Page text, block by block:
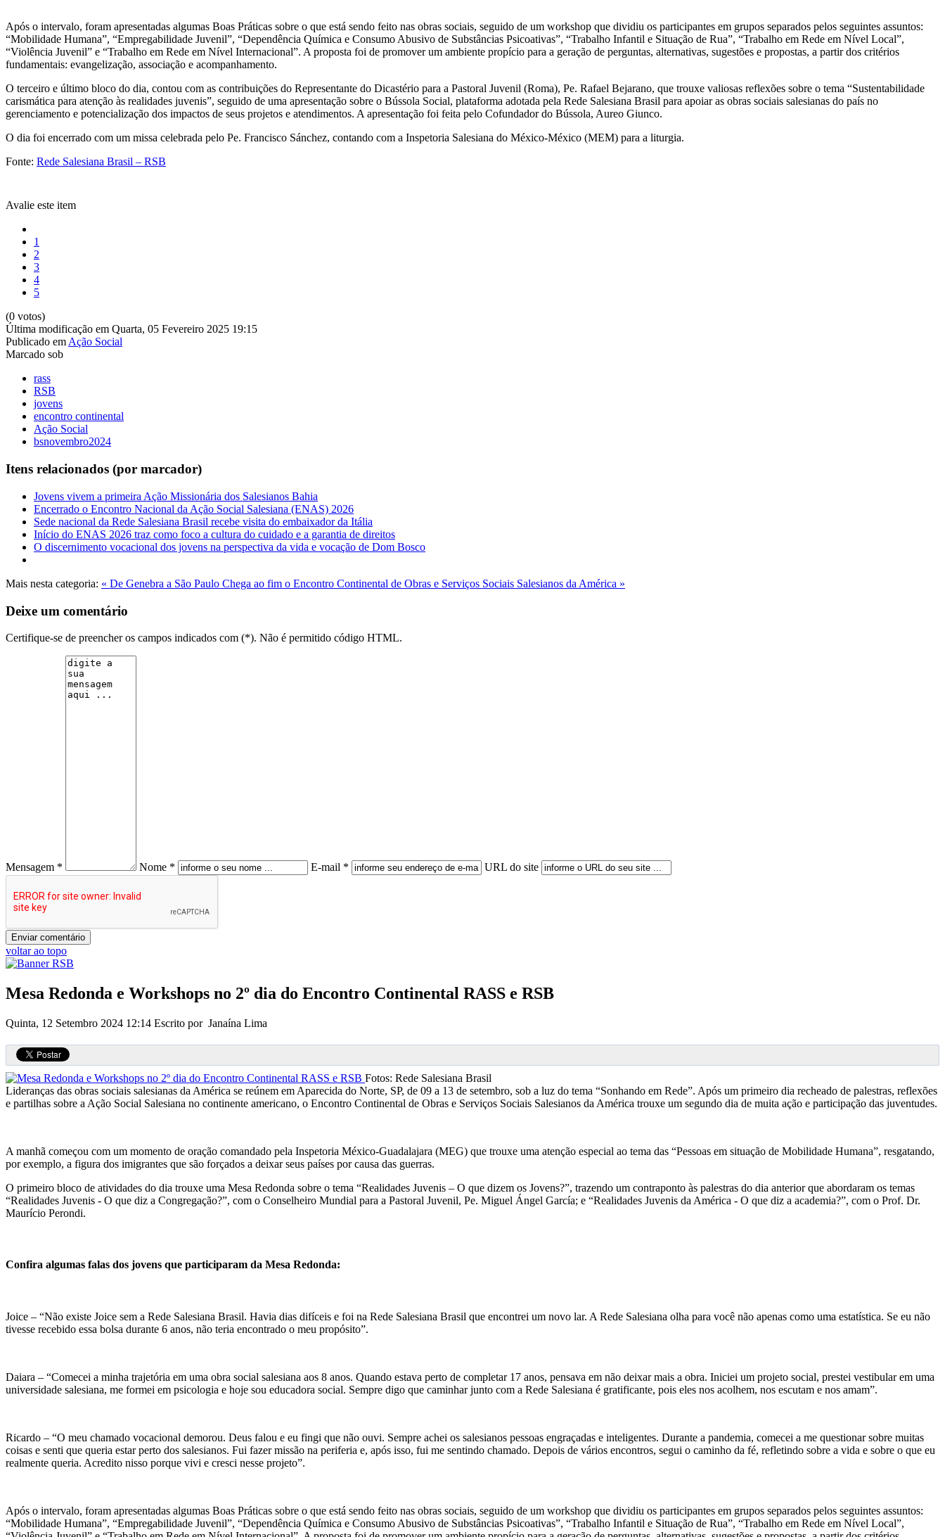
Após o intervalo, foram apresentadas algumas Boas Práticas sobre o que está sendo feito nas obras sociais, seguido de um workshop que dividiu os participantes em grupos separados pelos seguintes assuntos:
“Mobilidade Humana”, “Empregabilidade Juvenil”, “Dependência Química e Consumo Abusivo de Substâncias Psicoativas”, “Trabalho Infantil e Situação de Rua”, “Trabalho em Rede em Nível Local”,
“Violência Juvenil” e “Trabalho em Rede em Nível Internacional”. A proposta foi de promover um ambiente propício para a geração de perguntas, alternativas, sugestões e propostas, a partir dos critérios
fundamentais: evangelização, associação e acompanhamento.
O terceiro e último bloco do dia, contou com as contribuições do Representante do Dicastério para a Pastoral Juvenil (Roma), Pe. Rafael Bejarano, que trouxe valiosas reflexões sobre o tema “Sustentabilidade
carismática para atenção às realidades juvenis”, seguido de uma apresentação sobre o Bússola Social, plataforma adotada pela Rede Salesiana Brasil para apoiar as obras sociais salesianas do país no
gerenciamento e potencialização dos impactos de seus projetos e atendimentos. A apresentação foi feita pelo Cofundador do Bússola, Aureo Giunco.
O dia foi encerrado com um missa celebrada pelo Pe. Francisco Sánchez, contando com a Inspetoria Salesiana do México-México (MEM) para a liturgia.
Fonte: Rede Salesiana Brasil – RSB
Avalie este item
1
2
3
4
5
(0 votos)
Última modificação em Quarta, 05 Fevereiro 2025 19:15
Publicado emAção Social
Marcado sob
rass
RSB
jovens
encontro continental
Ação Social
bsnovembro2024
Itens relacionados (por marcador)
Jovens vivem a primeira Ação Missionária dos Salesianos Bahia
Encerrado o Encontro Nacional da Ação Social Salesiana (ENAS) 2026
Sede nacional da Rede Salesiana Brasil recebe visita do embaixador da Itália
Início do ENAS 2026 traz como foco a cultura do cuidado e a garantia de direitos
O discernimento vocacional dos jovens na perspectiva da vida e vocação de Dom Bosco
Mais nesta categoria: « De Genebra a São Paulo Chega ao fim o Encontro Continental de Obras e Serviços Sociais Salesianos da América »
Deixe um comentário
Certifique-se de preencher os campos indicados com (*). Não é permitido código HTML.
Mensagem * Nome * E-mail * URL do site
voltar ao topo
Mesa Redonda e Workshops no 2º dia do Encontro Continental RASS e RSB
Quinta, 12 Setembro 2024 12:14 Escrito por Janaína Lima
Fotos: Rede Salesiana Brasil
Lideranças das obras sociais salesianas da América se reúnem em Aparecida do Norte, SP, de 09 a 13 de setembro, sob a luz do tema “Sonhando em Rede”. Após um primeiro dia recheado de palestras, reflexões
e partilhas sobre a Ação Social Salesiana no continente americano, o Encontro Continental de Obras e Serviços Sociais Salesianos da América trouxe um segundo dia de muita ação e participação das juventudes.
A manhã começou com um momento de oração comandado pela Inspetoria México-Guadalajara (MEG) que trouxe uma atenção especial ao tema das “Pessoas em situação de Mobilidade Humana”, resgatando,
por exemplo, a figura dos imigrantes que são forçados a deixar seus países por causa das guerras.
O primeiro bloco de atividades do dia trouxe uma Mesa Redonda sobre o tema “Realidades Juvenis – O que dizem os Jovens?”, trazendo um contraponto às palestras do dia anterior que abordaram os temas
“Realidades Juvenis - O que diz a Congregação?”, com o Conselheiro Mundial para a Pastoral Juvenil, Pe. Miguel Ángel García; e “Realidades Juvenis da América - O que diz a academia?”, com o Prof. Dr.
Maurício Perondi.
Confira algumas falas dos jovens que participaram da Mesa Redonda:
Joice – “Não existe Joice sem a Rede Salesiana Brasil. Havia dias difíceis e foi na Rede Salesiana Brasil que encontrei um novo lar. A Rede Salesiana olha para você não apenas como uma estatística. Se eu não
tivesse recebido essa bolsa durante 6 anos, não teria encontrado o meu propósito”.
Daiara – “Comecei a minha trajetória em uma obra social salesiana aos 8 anos. Quando estava perto de completar 17 anos, pensava em não deixar mais a obra. Iniciei um projeto social, prestei vestibular em uma
universidade salesiana, me formei em psicologia e hoje sou educadora social. Sempre digo que caminhar junto com a Rede Salesiana é gratificante, pois eles nos acolhem, nos escutam e nos amam”.
Ricardo – “O meu chamado vocacional demorou. Deus falou e eu fingi que não ouvi. Sempre achei os salesianos pessoas engraçadas e inteligentes. Durante a pandemia, comecei a me questionar sobre muitas
coisas e senti que queria estar perto dos salesianos. Fui fazer missão na periferia e, após isso, fui me sentindo chamado. Depois de vários encontros, segui o caminho da fé, refletindo sobre a vida e sobre o que eu
realmente queria. Acredito nisso porque vivi e cresci nesse projeto”.
Após o intervalo, foram apresentadas algumas Boas Práticas sobre o que está sendo feito nas obras sociais, seguido de um workshop que dividiu os participantes em grupos separados pelos seguintes assuntos:
“Mobilidade Humana”, “Empregabilidade Juvenil”, “Dependência Química e Consumo Abusivo de Substâncias Psicoativas”, “Trabalho Infantil e Situação de Rua”, “Trabalho em Rede em Nível Local”,